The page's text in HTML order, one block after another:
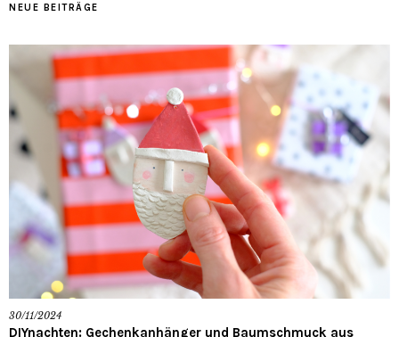
NEUE BEITRÄGE
30/11/2024
DIYnachten: Gechenkanhänger und Baumschmuck aus